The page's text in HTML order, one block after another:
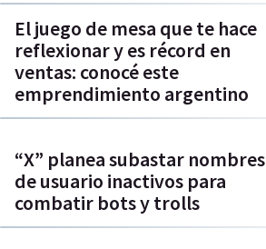
El juego de mesa que te hace
reflexionar y es récord en
ventas: conocé este
emprendimiento argentino
“X” planea subastar nombres
de usuario inactivos para
combatir bots y trolls